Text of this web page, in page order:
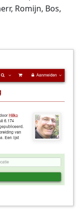
Romijn, Bos,